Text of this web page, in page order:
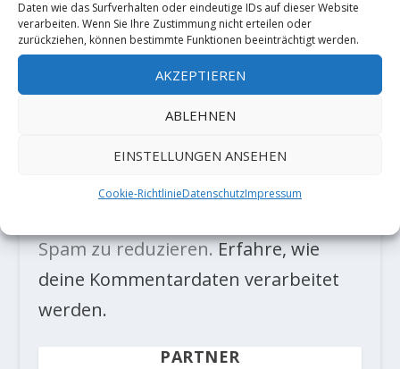
Daten wie das Surfverhalten oder eindeutige IDs auf dieser Website
verarbeiten. Wenn Sie Ihre Zustimmung nicht erteilen oder
zurückziehen, können bestimmte Funktionen beeinträchtigt werden.
AKZEPTIEREN
ABLEHNEN
EINSTELLUNGEN ANSEHEN
Cookie-RichtlinieDatenschutzImpressum
Spam zu reduzieren.Erfahre, wie
deine Kommentardaten verarbeitet
werden.
PARTNER